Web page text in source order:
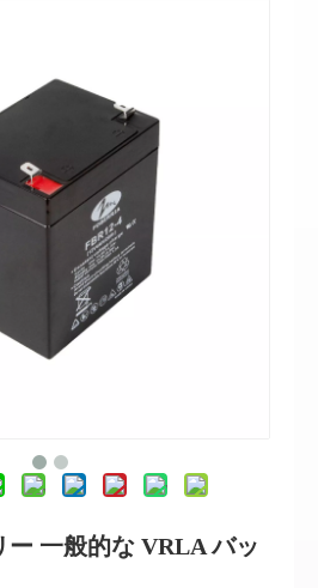
ー 一般的な VRLA バッ